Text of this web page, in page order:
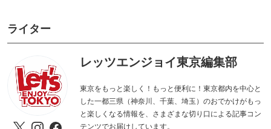
ライター
レッツエンジョイ東京編集部
東京をもっと楽しく！もっと便利に！東京都内を中心と
した一都三県（神奈川、千葉、埼玉）のおでかけがもっ
と楽しくなる情報を、さまざまな切り口による記事コン
テンツでお届けしています。